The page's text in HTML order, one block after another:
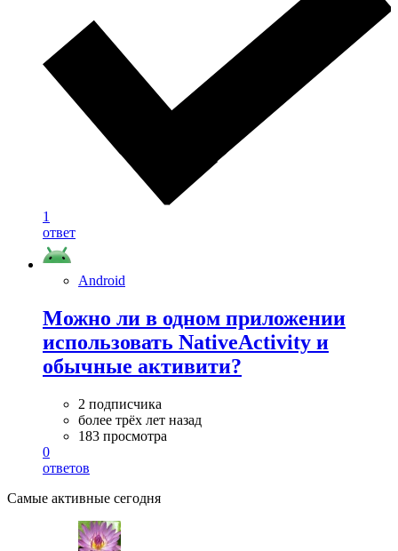
1
ответ
Android
Можно ли в одном приложении
использовать NativeActivity и
обычные активити?
2 подписчика
более трёх лет назад
183 просмотра
0
ответов
Самые активные сегодня